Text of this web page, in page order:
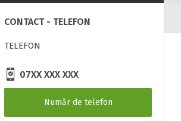
CONTACT - TELEFON
TELEFON
07XX XXX XXX
Număr de telefon